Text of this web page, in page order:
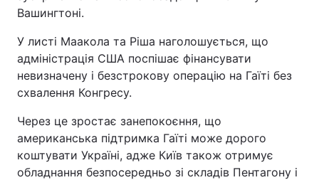
Вашингтоні.
У листі Маакола та Ріша наголошується, що
адміністрація США поспішає фінансувати
невизначену і безстрокову операцію на Гаїті без
схвалення Конгресу.
Через це зростає занепокоєння, що
американська підтримка Гаїті може дорого
коштувати Україні, адже Київ також отримує
обладнання безпосередньо зі складів Пентагону і